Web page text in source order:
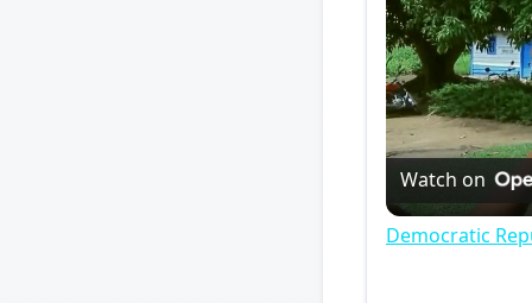
Watch on
Democratic